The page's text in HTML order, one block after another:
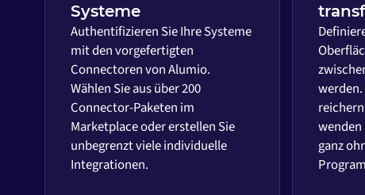
Systeme
Authentifizieren Sie Ihre Systeme
mit den vorgefertigten
Connectoren von Alumio.
Wählen Sie aus über 200
Connector-Paketen im
Marketplace oder erstellen Sie
unbegrenzt viele individuelle
Integrationen.
werden.
wenden
ganz